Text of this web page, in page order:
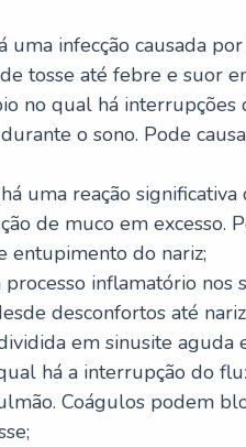
uma infecção causada
tosse até febre e suor
no qual há interrupções
o sono. Pode
uma reação
de muco em excesso.
entupimento do nariz;
inflamatório nos
desconfortos até
em sinusite aguda
há a interrupção do
Coágulos podem